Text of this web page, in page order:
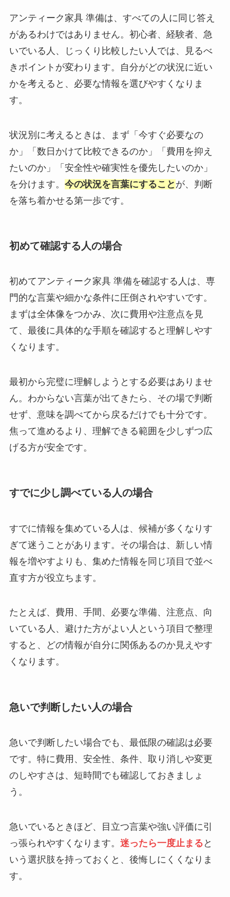
アンティーク家具 準備は、すべての人に同じ答え
があるわけではありません。初心者、経験者、急
いでいる人、じっくり比較したい人では、見るべ
きポイントが変わります。自分がどの状況に近い
かを考えると、必要な情報を選びやすくなりま
す。
状況別に考えるときは、まず「今すぐ必要なの
か」「数日かけて比較できるのか」「費用を抑え
たいのか」「安全性や確実性を優先したいのか」
を分けます。 今の状況を言葉にすること が、判断
を落ち着かせる第一歩です。
初めて確認する人の場合
初めてアンティーク家具 準備を確認する人は、専
門的な言葉や細かな条件に圧倒されやすいです。
まずは全体像をつかみ、次に費用や注意点を見
て、最後に具体的な手順を確認すると理解しやす
くなります。
最初から完璧に理解しようとする必要はありませ
ん。わからない言葉が出てきたら、その場で判断
せず、意味を調べてから戻るだけでも十分です。
焦って進めるより、理解できる範囲を少しずつ広
げる方が安全です。
すでに少し調べている人の場合
すでに情報を集めている人は、候補が多くなりす
ぎて迷うことがあります。その場合は、新しい情
報を増やすよりも、集めた情報を同じ項目で並べ
直す方が役立ちます。
たとえば、費用、手間、必要な準備、注意点、向
いている人、避けた方がよい人という項目で整理
すると、どの情報が自分に関係あるのか見えやす
くなります。
急いで判断したい人の場合
急いで判断したい場合でも、最低限の確認は必要
です。特に費用、安全性、条件、取り消しや変更
のしやすさは、短時間でも確認しておきましょ
う。
急いでいるときほど、目立つ言葉や強い評価に引
っ張られやすくなります。 迷ったら一度止まる と
いう選択肢を持っておくと、後悔しにくくなりま
す。